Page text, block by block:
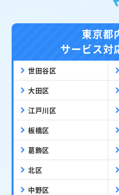
東京都
サービス対
世田谷区
大田区
江戸川区
板橋区
葛飾区
北区
中野区